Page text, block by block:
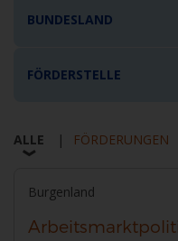
R
BUNDESLAND
I
E
FÖRDERSTELLE
T
ALLE
AUSGEWÄHLT
FÖRDERUNGEN
Suchergebnisse
gefunden
Burgenland